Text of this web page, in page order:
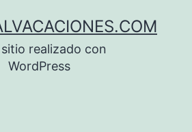
realizado con
WordPress